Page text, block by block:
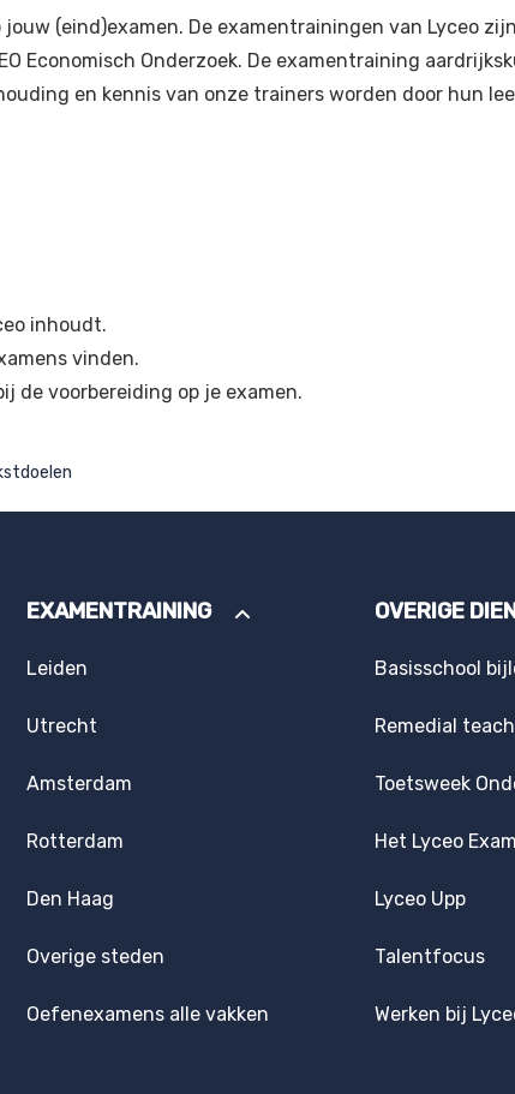
(eind)examen. De examentrainingen van Lyceo
Economisch Onderzoek. De examentraining
en kennis van onze trainers worden door hun
inhoudt.
vinden.
de voorbereiding op je examen.
EXAMENTRAINING
Leiden
Utrecht
Amsterdam
Rotterdam
Den Haag
Overige steden
Oefenexamens alle vakken
OVERIGE
Basisschool
Remedial
Toetsweek
Het Lyceo
Lyceo Upp
Talentfocus
Werken bij